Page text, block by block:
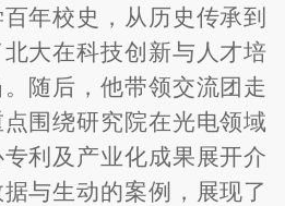
年校史，从历史传承到
大在科技创新与人才培
随后，他带领交流团走
围绕研究院在光电领域
利及产业化成果展开介
与生动的案例，展现了